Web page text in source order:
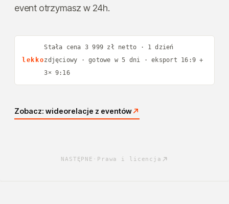
event otrzymasz w 24h.
lekko
Stała cena 3 999 zł netto · 1 dzień
zdjęciowy · gotowe w 5 dni · eksport 16:9 +
3× 9:16
Zobacz: wideorelacje z eventów
NASTĘPNE · Prawa i licencja